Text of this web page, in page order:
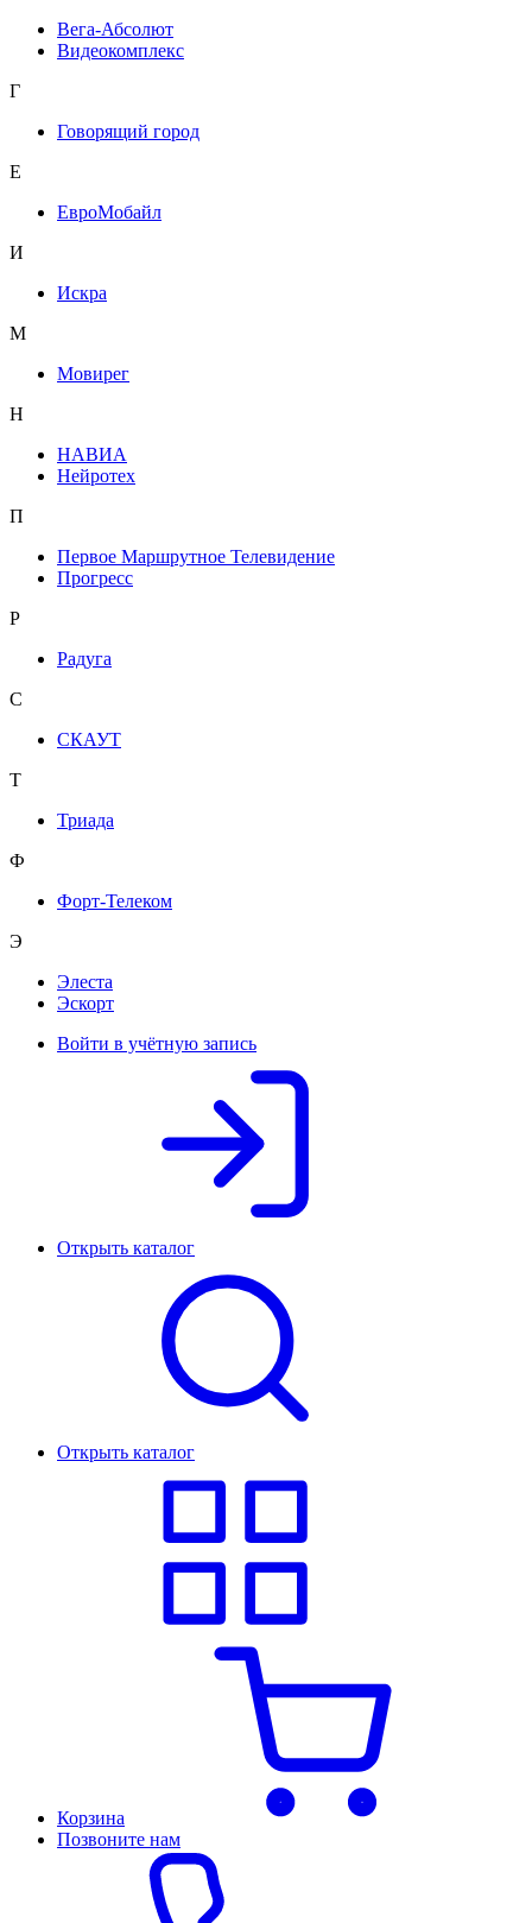
Вега-Абсолют
Видеокомплекс
Г
Говорящий город
Е
ЕвроМобайл
И
Искра
М
Мовирег
Н
НАВИА
Нейротех
П
Первое Маршрутное Телевидение
Прогресс
Р
Радуга
С
СКАУТ
Т
Триада
Ф
Форт-Телеком
Э
Элеста
Эскорт
Войти в учётную запись
Открыть каталог
Открыть каталог
Корзина
Позвоните нам